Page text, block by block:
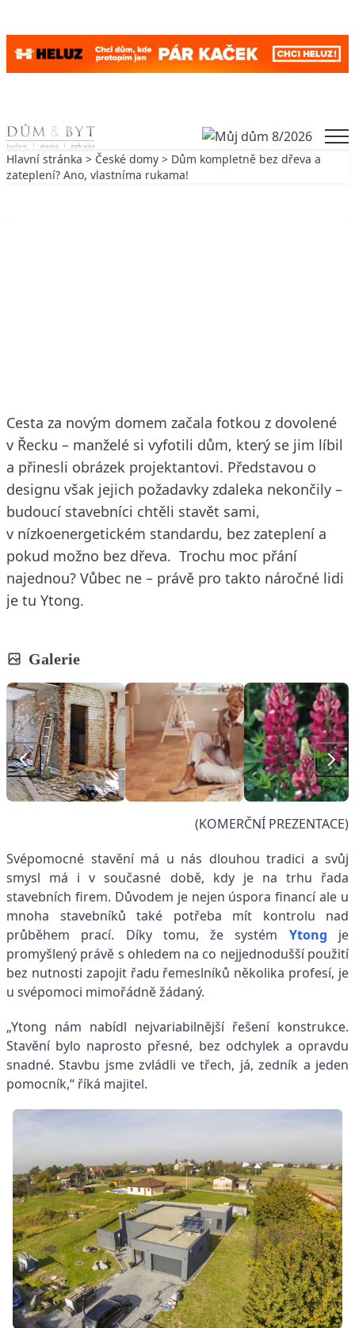
Skip to content
Hlavní stránka > České domy > Dům kompletně bez dřeva a
zateplení? Ano, vlastníma rukama!
Cesta za novým domem začala fotkou z dovolené
v Řecku – manželé si vyfotili dům, který se jim líbil
a přinesli obrázek projektantovi. Představou o
designu však jejich požadavky zdaleka nekončily –
budoucí stavebníci chtěli stavět sami,
v nízkoenergetickém standardu, bez zateplení a
pokud možno bez dřeva. Trochu moc přání
najednou? Vůbec ne – právě pro takto náročné lidi
je tu Ytong.
Galerie
(KOMERČNÍ PREZENTACE)
Svépomocné stavění má u nás dlouhou tradici a svůj
smysl má i v současné době, kdy je na trhu řada
stavebních firem. Důvodem je nejen úspora financí ale u
mnoha stavebníků také potřeba mít kontrolu nad
průběhem prací. Díky tomu, že systém Ytong je
promyšlený právě s ohledem na co nejjednodušší použití
bez nutnosti zapojit řadu řemeslníků několika profesí, je
u svépomoci mimořádně žádaný.
„Ytong nám nabídl nejvariabilnější řešení konstrukce.
Stavění bylo naprosto přesné, bez odchylek a opravdu
snadné. Stavbu jsme zvládli ve třech, já, zedník a jeden
pomocník,“ říká majitel.